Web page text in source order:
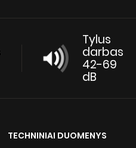
Tylus
darbas
42-69
dB
TECHNINIAI DUOMENYS